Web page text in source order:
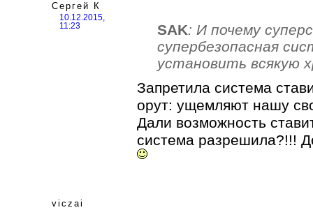
Сергей К
10.12.2015,
11:23
SAK: И почему
супербезопасная
установить всякую
Запретила система
орут: ущемляют нашу
Дали возможность
система разрешила?!!!
viczai